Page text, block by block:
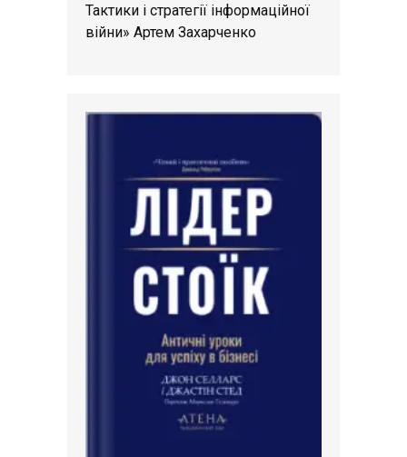
Тактики і стратегії інформаційної
війни» Артем Захарченко